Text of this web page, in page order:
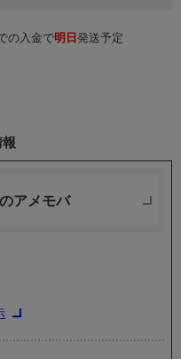
の入金で明日 発送予定
アメモバ